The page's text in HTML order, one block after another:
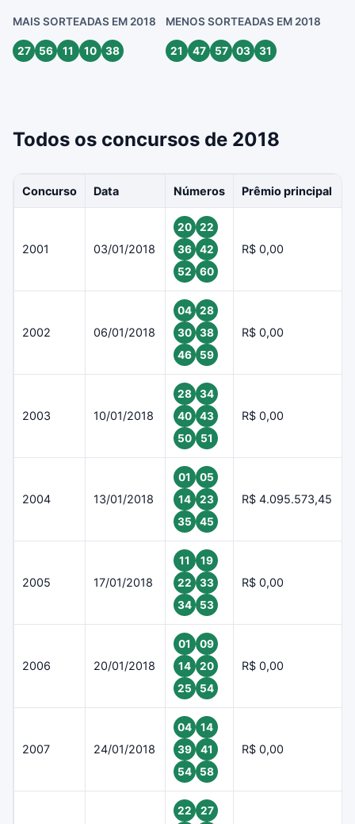
MAIS SORTEADAS EM 2018
27 56 11 10 38
MENOS SORTEADAS EM 2018
21 47 57 03 31
Todos os concursos de 2018
Concurso Data Números Prêmio principal
2001 03/01/2018
20
22
36
42
52
60
R$ 0,00
2002 06/01/2018
04
28
30
38
46
59
R$ 0,00
2003 10/01/2018
28
34
40
43
50
51
R$ 0,00
2004 13/01/2018
01
05
14
23
35
45
R$ 4.095.573,45
2005 17/01/2018
11
19
22
33
34
53
R$ 0,00
2006 20/01/2018
01
09
14
20
25
54
R$ 0,00
2007 24/01/2018
04
14
39
41
54
58
R$ 0,00
22
27